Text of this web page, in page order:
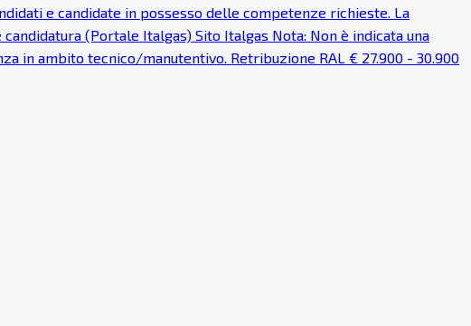
e candidate in possesso delle competenze richieste. La
(Portale Italgas) Sito Italgas Nota: Non è indicata una
in ambito tecnico/manutentivo. Retribuzione RAL € 27.900 - 30.900